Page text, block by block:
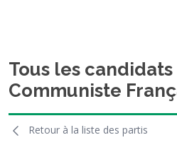
Tous les
Communiste
Retour à la liste des partis